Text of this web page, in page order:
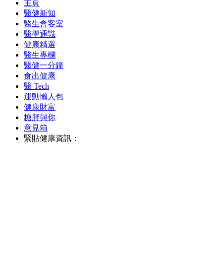
主頁
醫健新知
醫生會客室
醫學通識
健康精選
醫生專欄
醫健一分鐘
食出健康
醫 Tech
運動懶人包
健康財富
糖胖與你
意見箱
緊貼健康資訊：